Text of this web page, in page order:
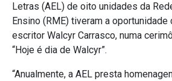
Letras (AEL) de oito unidades da
Ensino (RME) tiveram a oportunidade
escritor Walcyr Carrasco, numa
“Hoje é dia de Walcyr”.
“Anualmente, a AEL presta